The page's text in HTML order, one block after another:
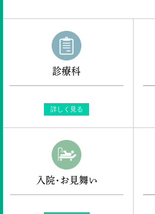
診療科
詳しく見る
入院・お見舞い